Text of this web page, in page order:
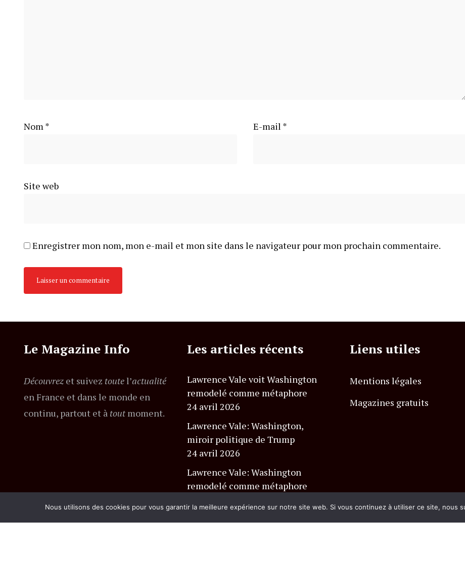
Nom* E-mail *
Site web
Enregistrer mon nom, mon e-mail et mon site dans le navigateur pour mon prochain commentaire.
Le Magazine Info
Découvrez et suivez toutel’actualité
en France et dans le monde en
continu, partout et à toutmoment.
Les articles récents
Lawrence Vale voit Washington
remodelé comme métaphore
24 avril 2026
Lawrence Vale: Washington,
miroir politique de Trump
24 avril 2026
Lawrence Vale: Washington
remodelé comme métaphore
24 avril 2026
Liens utiles
Mentions légales
Magazines gratuits
Nous utilisons des cookies pour vous garantir la meilleure expérience sur notre site web. Si vous continuez à utiliser ce site, nous